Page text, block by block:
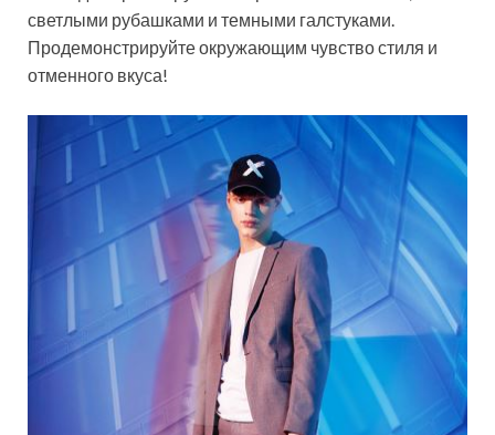
светлыми рубашками и темными галстуками.
Продемонстрируйте окружающим чувство стиля и
отменного вкуса!